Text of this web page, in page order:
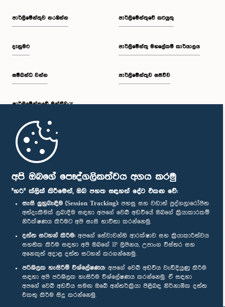
අපි ඔබගේ පෞද්ගලිකත්වය අගය කරමු
"හරි" ක්ලික් කිරීමෙන්, ඔබ පහත සඳහන් දේට එකඟ වේ:
සැසි ලුහුබැඳීම (Session Tracking): පහසු සහ වඩාත් පුද්ගලාරෝපිත
අත්දැකීමක් ලබාදීම සඳහා අපගේ වෙබ් අඩවියේ ඔබගේ ක්‍රියාකාරකම්
නිරීක්ෂණය කිරීමට අපි සැසි භාවිතා කරන්නෙමු.
දත්ත සටහන් කිරීම: අපගේ සේවාවන්හි ආරක්ෂාව සහ ක්‍රියාකාරීත්වය
සහතික කිරීම සඳහා අපි ඔබගේ IP ලිපිනය, උපාංග විස්තර සහ
අනෙකුත් අදාළ දත්ත සටහන් කරගන්නෙමු.
පරිශීලක හැසිරීම් විශ්ලේෂණය: අපගේ වෙබ් අඩවිය වැඩිදියුණු කිරීම
සඳහා අපි පරිශීලක හැසිරීම විශ්ලේෂණය කරන්නෙමු. ඒ සඳහා
අපගේ වෙබ් අඩවිය සමඟ ඔබේ අන්තර්ක්‍රියා පිළිබඳ නිර්නාමික දත්ත
එකතු කිරීම සිදු කරන්නෙමු.
පාර්ලි‌මේන්තුව නරඹන්න
දැනුමට
සම්බන්ධ වන්න
පාර්ලි‌මේන්තුවේ මන්ත්‍රීවරු
මුල් පිටුව
පාර්ලිමේන්තුවේ කටයුතු
පාර්ලිමේන්තු මහලේකම් කාර්යාලය
පාර්ලිමේන්තුව සජීවීව
පාර්ලිමේන්තු ජංගම යෙදුම
අප හා සම්බන්ධ වී සිටින්න :
සම්මාන
පෞද්ගලිකත්ව ප්‍රතිපත්තිය